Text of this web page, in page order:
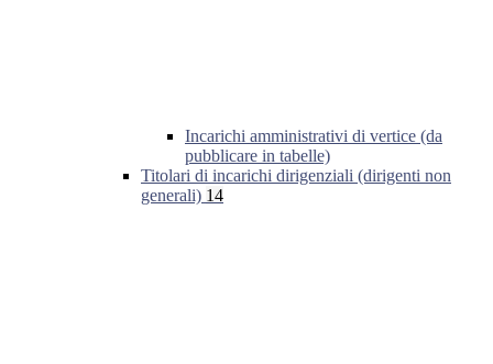
Incarichi amministrativi di vertice (da
pubblicare in tabelle)
Titolari di incarichi dirigenziali (dirigenti non
generali) 14